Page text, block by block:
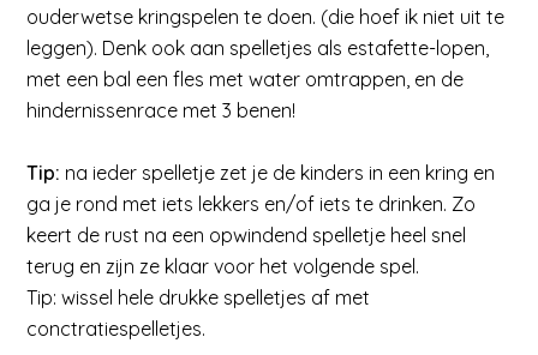
ouderwetse kringspelen te doen. (die hoef ik niet uit te
leggen). Denk ook aan spelletjes als estafette-lopen,
met een bal een fles met water omtrappen, en de
hindernissenrace met 3 benen!
Tip: na ieder spelletje zet je de kinders in een kring en
ga je rond met iets lekkers en/of iets te drinken. Zo
keert de rust na een opwindend spelletje heel snel
terug en zijn ze klaar voor het volgende spel.
Tip: wissel hele drukke spelletjes af met
conctratiespelletjes.